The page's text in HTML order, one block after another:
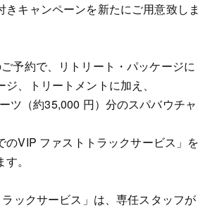
きキャンペーンを新たにご用意致しま
予約で、リトリート・パッケージに
、トリートメントに加え、
ツ（約35,000 円）分のスパバウチャ
のVIP ファストトラックサービス」を
。
ラックサービス」は、専任スタッフが